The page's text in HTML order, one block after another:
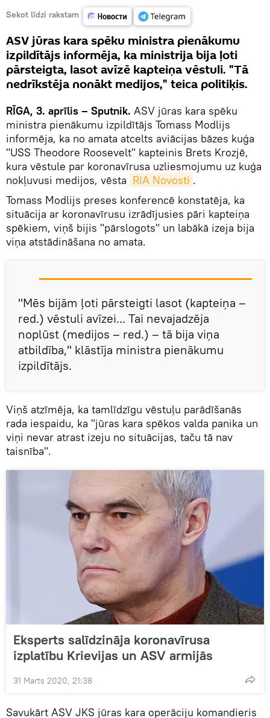
Sekot līdzi rakstam
ASV jūras kara spēku ministra pienākumu
izpildītājs informēja, ka ministrija bija ļoti
pārsteigta, lasot avīzē kapteiņa vēstuli. "Tā
nedrīkstēja nonākt medijos," teica politiķis.
RĪGA, 3. aprīlis – Sputnik. ASV jūras kara spēku
ministra pienākumu izpildītājs Tomass Modlijs
informēja, ka no amata atcelts aviācijas bāzes kuģa
"USS Theodore Roosevelt" kapteinis Brets Krozjē,
kura vēstule par koronavīrusa uzliesmojumu uz kuģa
nokļuvusi medijos, vēsta RIA Novosti .
Tomass Modlijs preses konferencē konstatēja, ka
situācija ar koronavīrusu izrādījusies pāri kapteiņa
spēkiem, viņš bijis "pārslogots" un labākā izeja bija
viņa atstādināšana no amata.
"Mēs bijām ļoti pārsteigti lasot (kapteiņa –
red.) vēstuli avīzei... Tai nevajadzēja
noplūst (medijos – red.) – tā bija viņa
atbildība," klāstīja ministra pienākumu
izpildītājs.
Viņš atzīmēja, ka tamlīdzīgu vēstuļu parādīšanās
rada iespaidu, ka "jūras kara spēkos valda panika un
viņi nevar atrast izeju no situācijas, taču tā nav
taisnība".
Eksperts salīdzināja koronavīrusa
izplatību Krievijas un ASV armijās
31 Marts 2020, 21:38
Savukārt ASV JKS jūras kara operāciju komandieris